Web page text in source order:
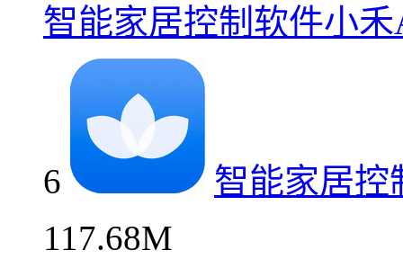
智能家居控制软件小禾
6
智能家居控
117.68M